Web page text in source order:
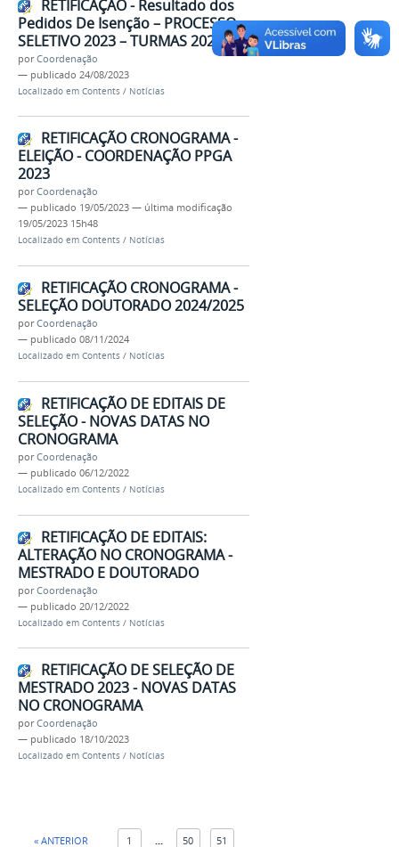
RETIFICAÇÃO - Resultado dos
Pedidos De Isenção – PROCESSO
SELETIVO 2023 – TURMAS 2024
porCoordenação
— publicado 24/08/2023
Localizado em Contents / Notícias
RETIFICAÇÃO CRONOGRAMA -
ELEIÇÃO - COORDENAÇÃO PPGA
2023
porCoordenação
— publicado 19/05/2023 — última modificação
19/05/2023 15h48
Localizado em Contents / Notícias
RETIFICAÇÃO CRONOGRAMA -
SELEÇÃO DOUTORADO 2024/2025
porCoordenação
— publicado 08/11/2024
Localizado em Contents / Notícias
RETIFICAÇÃO DE EDITAIS DE
SELEÇÃO - NOVAS DATAS NO
CRONOGRAMA
porCoordenação
— publicado 06/12/2022
Localizado em Contents / Notícias
RETIFICAÇÃO DE EDITAIS:
ALTERAÇÃO NO CRONOGRAMA -
MESTRADO E DOUTORADO
porCoordenação
— publicado 20/12/2022
Localizado em Contents / Notícias
RETIFICAÇÃO DE SELEÇÃO DE
MESTRADO 2023 - NOVAS DATAS
NO CRONOGRAMA
porCoordenação
— publicado 18/10/2023
Localizado em Contents / Notícias
« ANTERIOR 1 ... 50 51